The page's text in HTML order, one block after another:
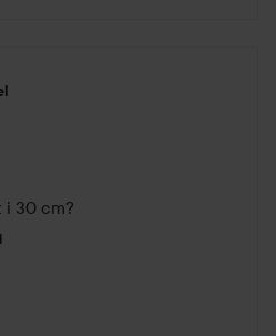
6 måneder
i 30 cm?